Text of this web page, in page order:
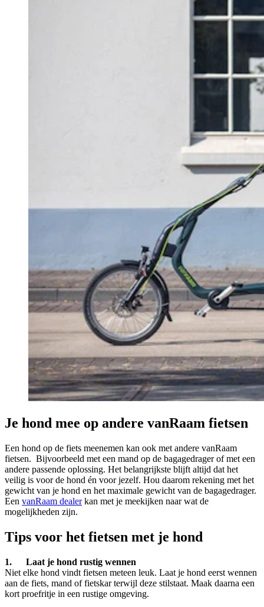
Je hond mee op andere vanRaam fietsen
Een hond op de fiets meenemen kan ook met andere vanRaam
fietsen. Bijvoorbeeld met een mand op de bagagedrager of met een
andere passende oplossing. Het belangrijkste blijft altijd dat het
veilig is voor de hond én voor jezelf. Hou daarom rekening met het
gewicht van je hond en het maximale gewicht van de bagagedrager.
Een vanRaam dealerkan met je meekijken naar wat de
mogelijkheden zijn.
Tips voor het fietsen met je hond
1. Laat je hond rustig wennen
Niet elke hond vindt fietsen meteen leuk. Laat je hond eerst wennen
aan de fiets, mand of fietskar terwijl deze stilstaat. Maak daarna een
kort proefritje in een rustige omgeving.